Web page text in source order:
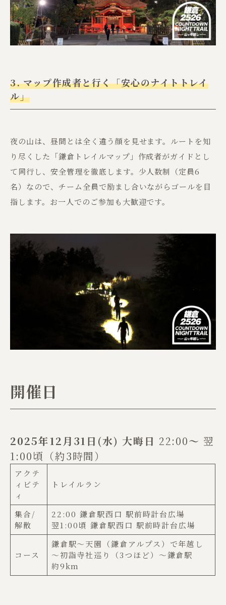
3. マップ作成者と行く「安心のナイトトレイ
ル」
夜の山は、昼間とは全く違う顔を見せます。ルートを知
り尽くした「鎌倉トレイルマップ」作成者がガイドとし
て同行し、安全管理を徹底します。少人数制（定員6
名）なので、チーム全員で励まし合いながらゴールを目
指します。お一人でのご参加も大歓迎です。
開催日
2025年12月31日(水) 大晦日 22:00〜 翌
1:00頃（約3時間）
アクテ
ィビテ
ィ
トレイルラン
集合/
解散
22:00 鎌倉駅西口 駅前時計台広場
翌1:00頃 鎌倉駅西口 駅前時計台広場
コース
鎌倉駅～天園（鎌倉アルプス）で年越し
～初詣寺社巡り（3つほど）～鎌倉駅
約9km